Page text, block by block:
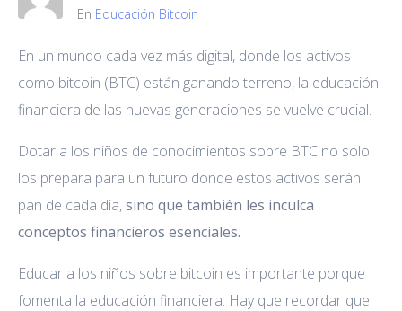
En Educación Bitcoin
En un mundo cada vez más digital, donde los activos
como bitcoin (BTC) están ganando terreno, la educación
financiera de las nuevas generaciones se vuelve crucial.
Dotar a los niños de conocimientos sobre BTC no solo
los prepara para un futuro donde estos activos serán
pan de cada día,sino que también les inculca
conceptos financieros esenciales.
Educar a los niños sobre bitcoin es importante porque
fomenta la educación financiera. Hay que recordar que